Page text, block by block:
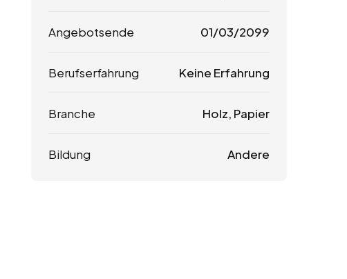
Angebotsende 01/03/2099
Berufserfahrung Keine Erfahrung
Branche Holz, Papier
Bildung Andere